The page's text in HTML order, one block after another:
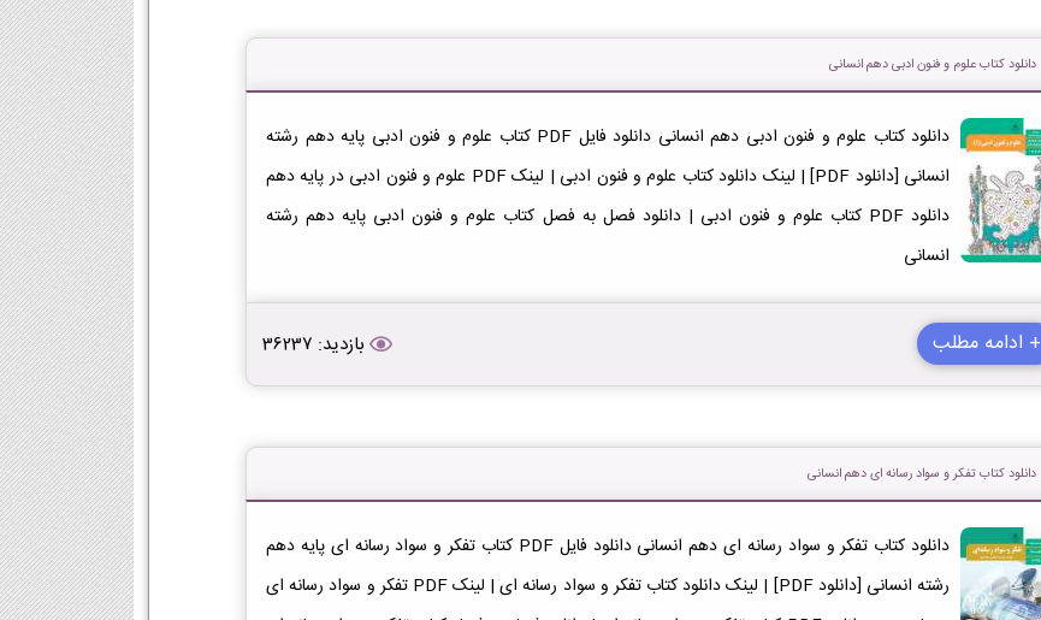
دانلود کتاب علوم و فنون ادبی دهم انسانی
دانلود کتاب علوم و فنون ادبی دهم انسانی دانلود فایل PDF کتاب علوم و فنون ادبی پایه دهم رشته
انسانی [دانلود PDF] | لینک دانلود کتاب علوم و فنون ادبی | لینک PDF علوم و فنون ادبی در پایه دهم
دانلود PDF کتاب علوم و فنون ادبی | دانلود فصل به فصل کتاب علوم و فنون ادبی پایه دهم رشته
انسانی
+ ادامه مطلب بازدید: 36237
دانلود کتاب تفکر و سواد رسانه ای دهم انسانی
دانلود کتاب تفکر و سواد رسانه ای دهم انسانی دانلود فایل PDF کتاب تفکر و سواد رسانه ای پایه دهم
رشته انسانی [دانلود PDF] | لینک دانلود کتاب تفکر و سواد رسانه ای | لینک PDF تفکر و سواد رسانه ای